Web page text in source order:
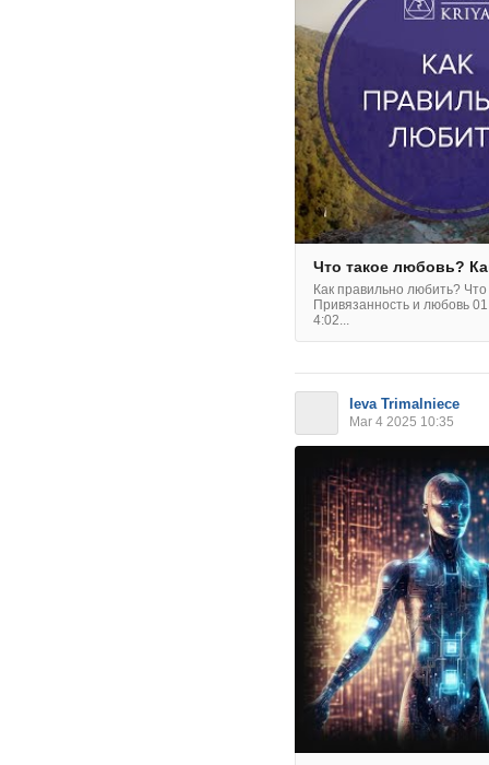
Что такое любовь?
Как правильно любить?
Привязанность и любовь
4:02...
Ieva Trimalniece
Mar 4 2025 10:35